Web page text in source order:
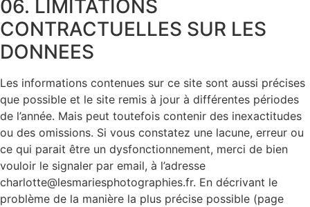
06. LIMITATIONS
CONTRACTUELLES SUR LES
DONNEES
Les informations contenues sur ce site sont aussi précises
que possible et le site remis à jour à différentes périodes
de l’année. Mais peut toutefois contenir des inexactitudes
ou des omissions. Si vous constatez une lacune, erreur ou
ce qui parait être un dysfonctionnement, merci de bien
vouloir le signaler par email, à l’adresse
charlotte@lesmariesphotographies.fr. En décrivant le
problème de la manière la plus précise possible (page